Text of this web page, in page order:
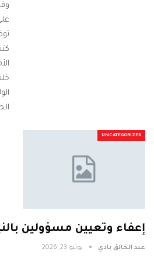
UNCATEGORIZED
إعفاء وتعيين مسؤولين
عبد الخالق بادي يونيو 23, 2026